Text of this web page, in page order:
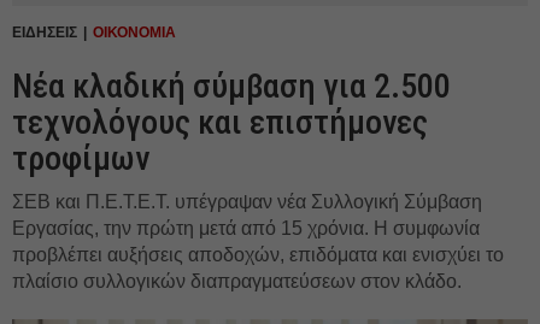
ΕΙΔΗΣΕΙΣ ΟΙΚΟΝΟΜΙΑ
Νέα κλαδική σύμβαση για 2.500
τεχνολόγους και επιστήμονες
τροφίμων
ΣΕΒ και Π.Ε.Τ.Ε.Τ. υπέγραψαν νέα Συλλογική Σύμβαση
Εργασίας, την πρώτη μετά από 15 χρόνια. Η συμφωνία
προβλέπει αυξήσεις αποδοχών, επιδόματα και ενισχύει το
πλαίσιο συλλογικών διαπραγματεύσεων στον κλάδο.